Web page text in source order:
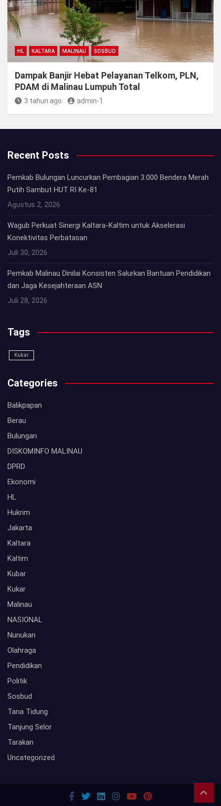
HL KALTARA MALINAU SOSBUD
Dampak Banjir Hebat Pelayanan Telkom, PLN,
PDAM di Malinau Lumpuh Total
3 tahun ago admin-1
Recent Posts
Pemkab Bulungan Luncurkan Pembagian 3.000 Bendera Merah
Putih Sambut HUT RI Ke-81
Agustus 2, 2026
Wagub Perkuat Sinergi Kaltara-Kaltim untuk Akselerasi
Konektivitas Perbatasan
Juli 30, 2026
Pemkab Malinau Dinilai Konsisten Salurkan Bantuan Pendidikan
dan Jaga Kesejahteraan ASN
Juli 28, 2026
Tags
Kukar
Categories
Balikpapan
Berau
Bulungan
DISKOMINFO MALINAU
DPRD
Ekonomi
HL
Hukrim
Jakarta
Kaltara
Kaltim
Kubar
Kukar
Malinau
NASIONAL
Nunukan
Olahraga
Pendidikan
Politik
Sosbud
Tana Tidung
Tanjung Selor
Tarakan
Uncategorized